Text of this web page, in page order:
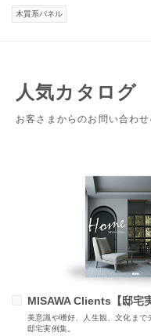
木質系パネル
人気カタログ
お客さまからのお問い合わ
MISAWA Clients【邸宅
美意識や嗜好、人生観、文化まで
邸宅実例集。